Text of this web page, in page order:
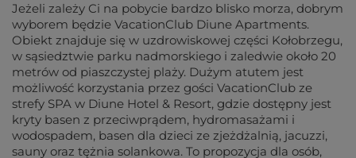
Jeżeli zależy Ci na pobycie bardzo blisko morza, dobrym
wyborem będzie VacationClub Diune Apartments.
Obiekt znajduje się w uzdrowiskowej części Kołobrzegu,
w sąsiedztwie parku nadmorskiego i zaledwie około 20
metrów od piaszczystej plaży. Dużym atutem jest
możliwość korzystania przez gości VacationClub ze
strefy SPA w Diune Hotel & Resort, gdzie dostępny jest
kryty basen z przeciwprądem, hydromasażami i
wodospadem, basen dla dzieci ze zjeżdżalnią, jacuzzi,
sauny oraz tężnia solankowa. To propozycja dla osób,